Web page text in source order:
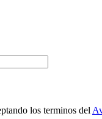
los terminos del